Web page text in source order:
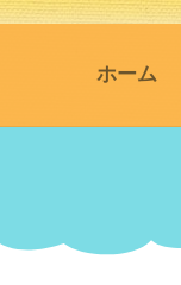
ホーム